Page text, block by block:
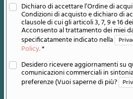
Dichiaro di accettare l’Ordine di
Condizioni di acquisto e dichiaro di
clausole di cui gli articoli 3, 7, 9 e 16 dei
Acconsento al trattamento dei miei
specificatamente indicato nella
Policy.*
Desidero ricevere aggiornamenti su
comunicazioni commerciali in
preferenze (Vuoi saperne di più?